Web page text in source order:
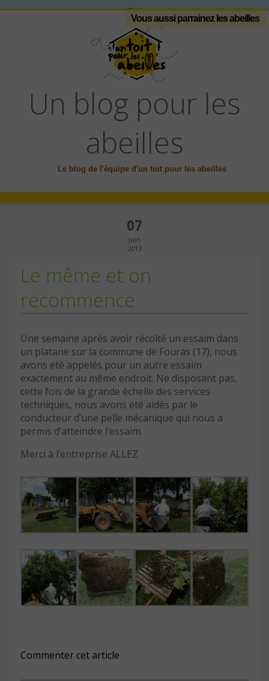
Vous aussi parrainez les abeilles
Un blog pour les
abeilles
Le blog de l'équipe d'un toit pour les abeilles
07
Juin
2013
Le même et on
recommence
Une semaine après avoir récolté un essaim dans
un platane sur la commune de Fouras (17), nous
avons été appelés pour un autre essaim
exactement au même endroit. Ne disposant pas,
cette fois de la grande échelle des services
techniques, nous avons été aidés par le
conducteur d’une pelle mécanique qui nous a
permis d’atteindre l’essaim.
Merci à l’entreprise ALLEZ
Commenter cet article